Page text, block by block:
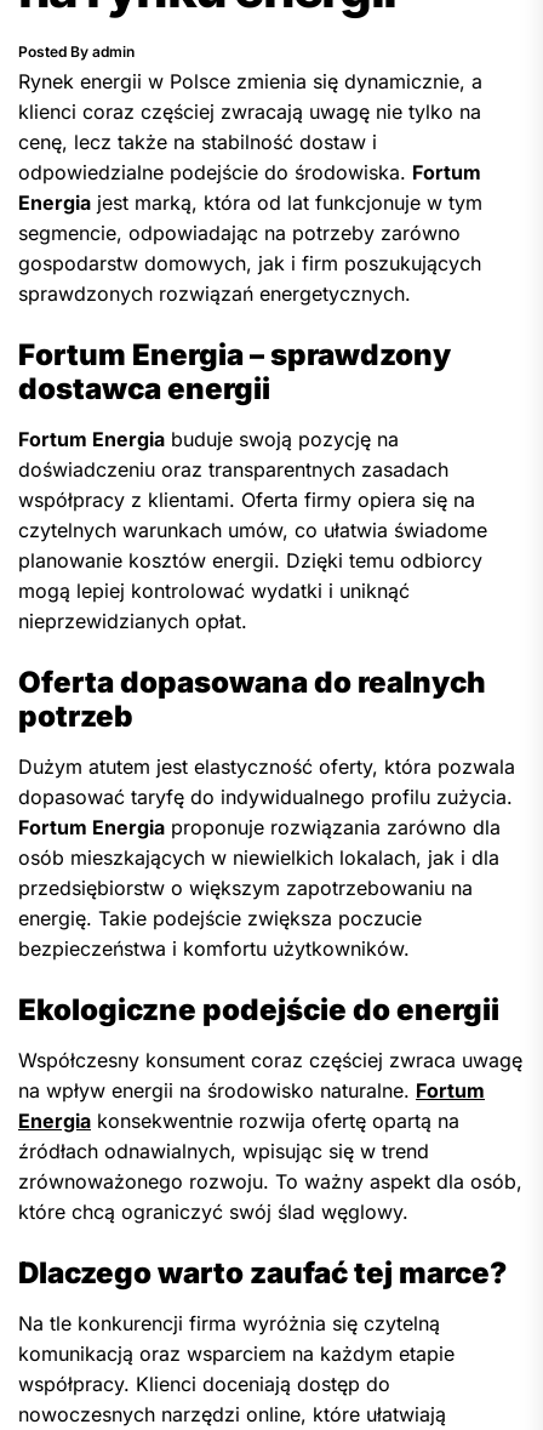
Posted By admin
Rynek energii w Polsce zmienia się dynamicznie, a
klienci coraz częściej zwracają uwagę nie tylko na
cenę, lecz także na stabilność dostaw i
odpowiedzialne podejście do środowiska. Fortum
Energia jest marką, która od lat funkcjonuje w tym
segmencie, odpowiadając na potrzeby zarówno
gospodarstw domowych, jak i firm poszukujących
sprawdzonych rozwiązań energetycznych.
Fortum Energia – sprawdzony
dostawca energii
Fortum Energia buduje swoją pozycję na
doświadczeniu oraz transparentnych zasadach
współpracy z klientami. Oferta firmy opiera się na
czytelnych warunkach umów, co ułatwia świadome
planowanie kosztów energii. Dzięki temu odbiorcy
mogą lepiej kontrolować wydatki i uniknąć
nieprzewidzianych opłat.
Oferta dopasowana do realnych
potrzeb
Dużym atutem jest elastyczność oferty, która pozwala
dopasować taryfę do indywidualnego profilu zużycia.
Fortum Energia proponuje rozwiązania zarówno dla
osób mieszkających w niewielkich lokalach, jak i dla
przedsiębiorstw o większym zapotrzebowaniu na
energię. Takie podejście zwiększa poczucie
bezpieczeństwa i komfortu użytkowników.
Ekologiczne podejście do energii
Współczesny konsument coraz częściej zwraca uwagę
na wpływ energii na środowisko naturalne. Fortum
Energia konsekwentnie rozwija ofertę opartą na
źródłach odnawialnych, wpisując się w trend
zrównoważonego rozwoju. To ważny aspekt dla osób,
które chcą ograniczyć swój ślad węglowy.
Dlaczego warto zaufać tej marce?
Na tle konkurencji firma wyróżnia się czytelną
komunikacją oraz wsparciem na każdym etapie
współpracy. Klienci doceniają dostęp do
nowoczesnych narzędzi online, które ułatwiają